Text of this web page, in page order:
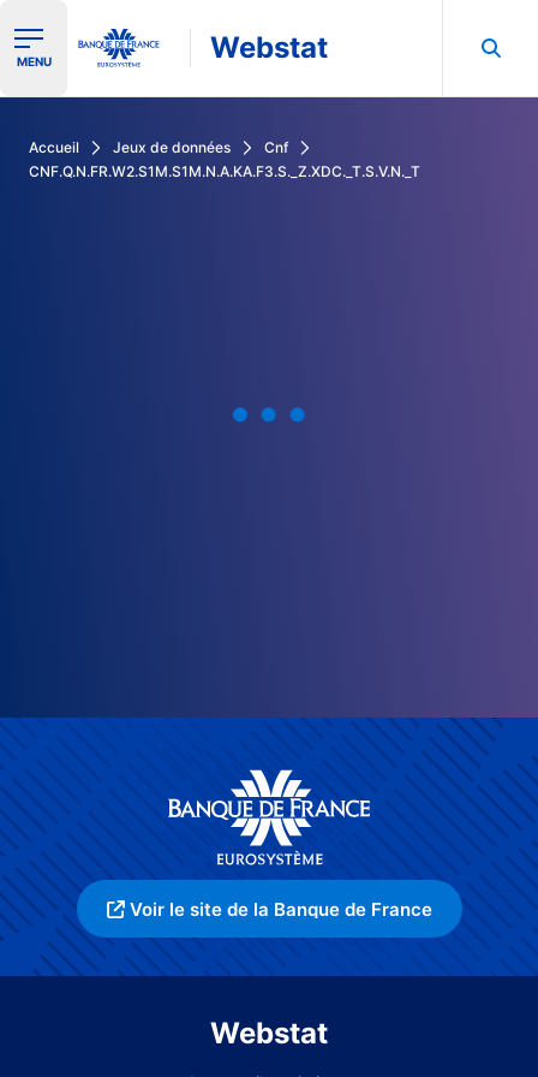
Ouvrir le menu de navigation
MENU Webstat
Accueil Jeux de données
Cnf
CNF.Q.N.FR.W2.S1M.S1M.N.A.KA.F3.S._Z.XDC._T.S.V.N._T
Voir le site de la Banque de France
Webstat